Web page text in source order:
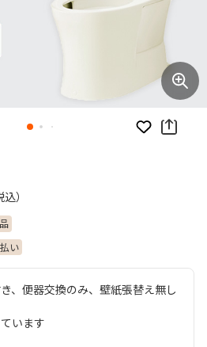
お気に入り
込）
い
、便器交換のみ、壁紙張替え無し
います